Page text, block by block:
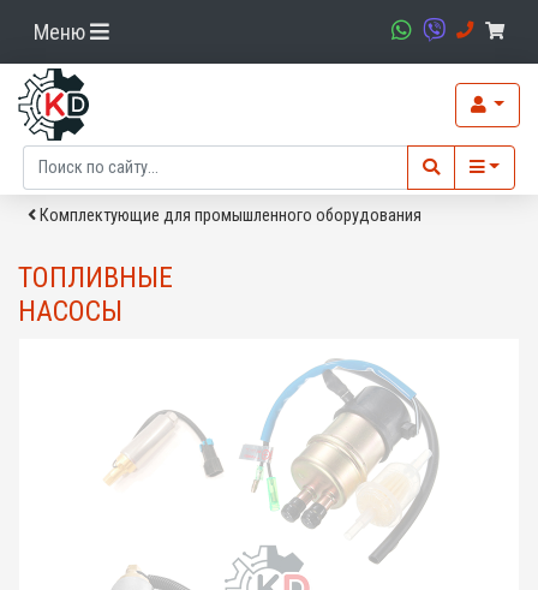
Меню
Комплектующие для промышленного оборудования
ТОПЛИВНЫЕ
НАСОСЫ